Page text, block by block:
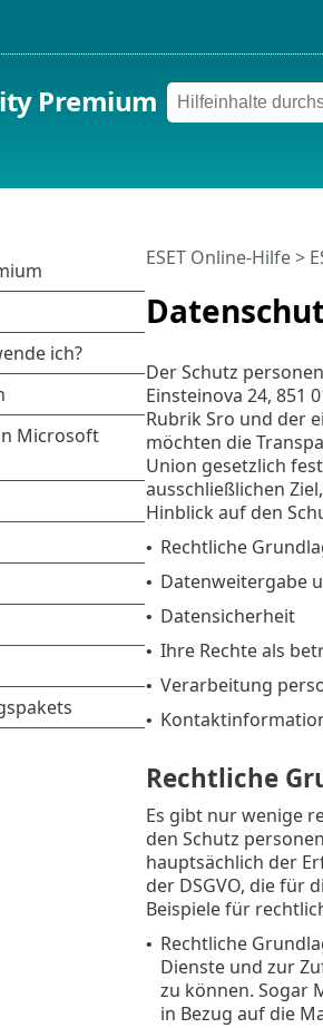
Premium
ESET Online-Hilfe>
Der Schutz
Einsteinova 24, 851
Rubrik Sro und der
möchten die
Union gesetzlich
ausschließlichen
Hinblick auf den
• Rechtliche
• Datenweitergabe
• Datensicherheit
• Ihre Rechte als
• Verarbeitung
•
Rechtliche
Es gibt nur wenige
den Schutz
hauptsächlich der
der DSGVO, die für
Beispiele für
• Rechtliche
Dienste und zur
zu können. Sogar
in Bezug auf die